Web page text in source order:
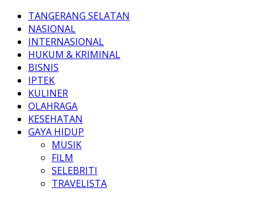
TANGERANG SELATAN
NASIONAL
INTERNASIONAL
HUKUM & KRIMINAL
BISNIS
IPTEK
KULINER
OLAHRAGA
KESEHATAN
GAYA HIDUP
MUSIK
FILM
SELEBRITI
TRAVELISTA